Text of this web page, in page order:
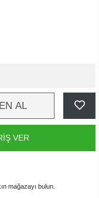
AL
VER
mağazayı bulun.